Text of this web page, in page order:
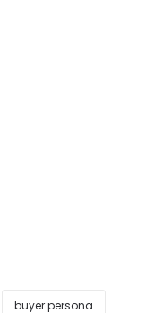
buyer persona